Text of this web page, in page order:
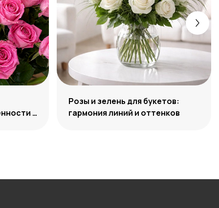
и
Розы и зелень для букетов:
гармония линий и оттенков